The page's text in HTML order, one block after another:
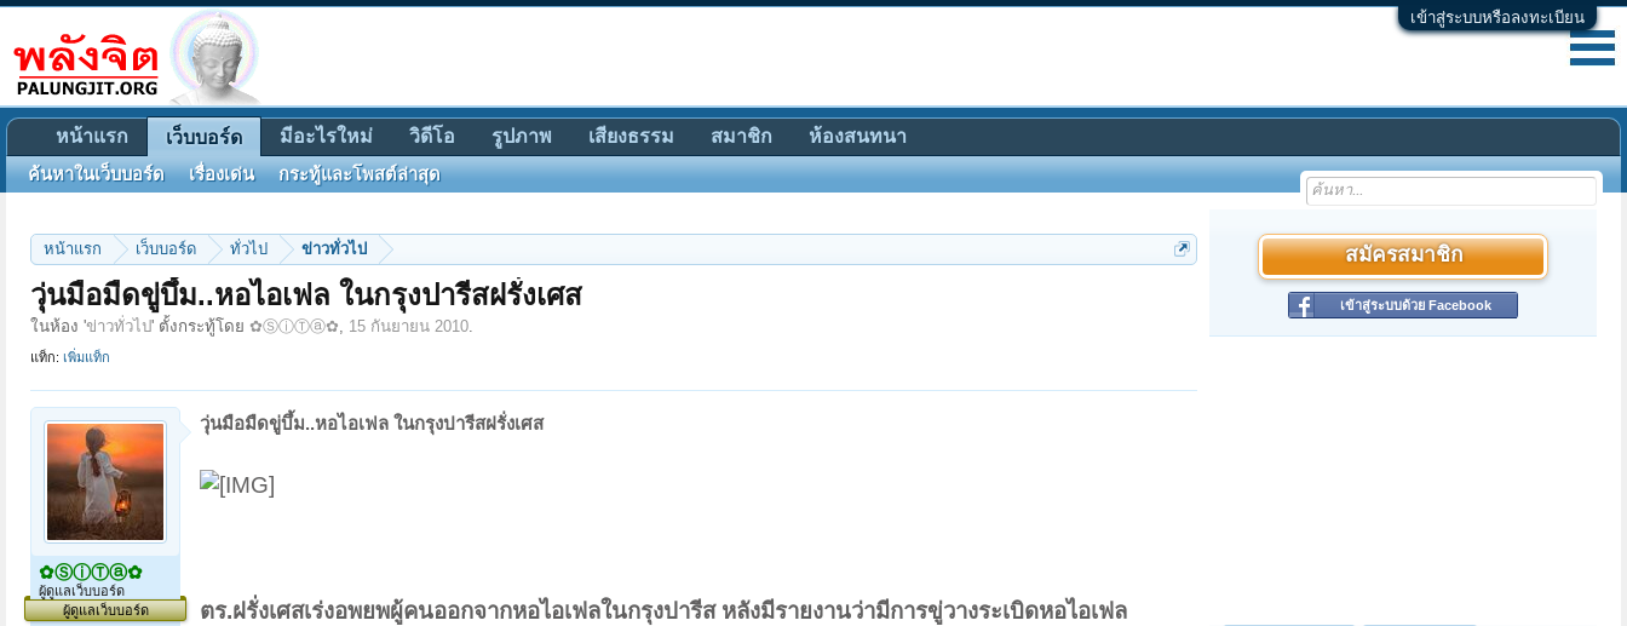
เข้าสู่ระบบหรือลงทะเบียน
หน้าแรก เว็บบอร์ด ทั่วไป ข่าวทั่วไป
วุ่นมือมืดขู่บึ้ม..หอไอเฟล ในกรุงปารีสฝรั่งเศส
ในห้อง 'ข่าวทั่วไป' ตั้งกระทู้โดย ✿ⓈⓘⓉⓐ✿, 15 กันยายน 2010.
แท็ก: เพิ่มแท็ก
✿ⓈⓘⓉⓐ✿
ผู้ดูแลเว็บบอร์ด
ผู้ดูแลเว็บบอร์ด
วุ่นมือมืดขู่บึ้ม..หอไอเฟล ในกรุงปารีสฝรั่งเศส
ตร.ฝรั่งเศสเร่งอพยพผู้คนออกจากหอไอเฟลในกรุงปารีส หลังมีรายงานว่ามีการขู่วางระเบิดหอไอเฟล
สมัครสมาชิก
เข้าสู่ระบบด้วย Facebook
หน้าแรก เว็บบอร์ด
ค้นหาในเว็บบอร์ด เรื่องเด่น กระทู้และโพสต์ล่าสุด
มีอะไรใหม่ วิดีโอ รูปภาพ เสียงธรรม สมาชิก ห้องสนทนา